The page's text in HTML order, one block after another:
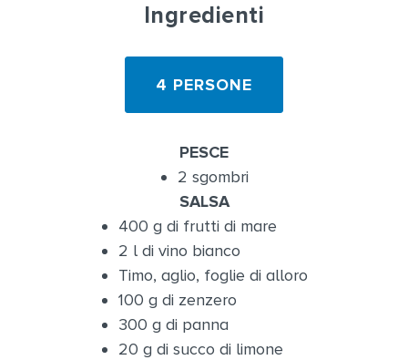
Ingredienti
4 PERSONE
PESCE
2 sgombri
SALSA
400 g di frutti di mare
2 l di vino bianco
Timo, aglio, foglie di alloro
100 g di zenzero
300 g di panna
20 g di succo di limone